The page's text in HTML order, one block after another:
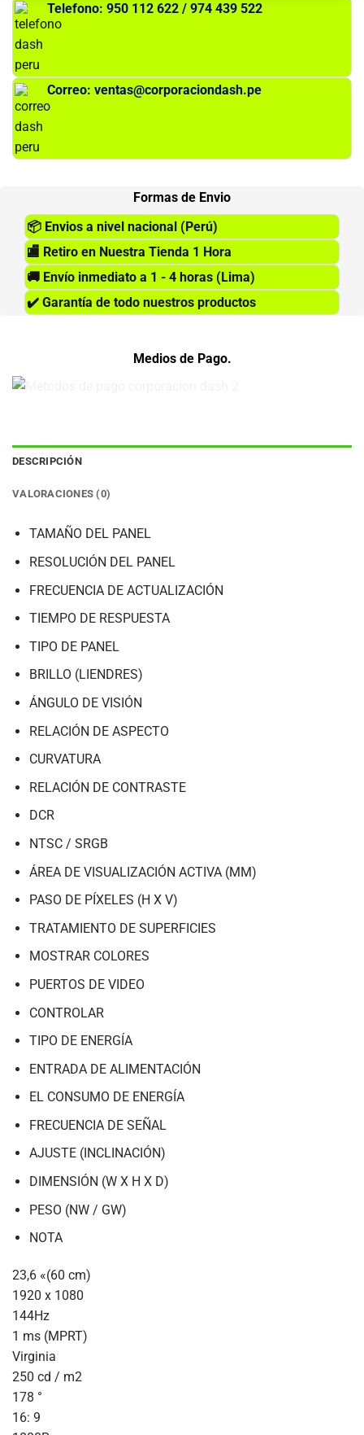
Telefono: 950 112 622 / 974 439 522
Correo: ventas@corporaciondash.pe
Formas de Envio
📦 Envios a nivel nacional (Perú)
🏬 Retiro en Nuestra Tienda 1 Hora
🚚 Envío inmediato a 1 - 4 horas (Lima)
✔️ Garantía de todo nuestros productos
Medios de Pago.
DESCRIPCIÓN
VALORACIONES (0)
TAMAÑO DEL PANEL
RESOLUCIÓN DEL PANEL
FRECUENCIA DE ACTUALIZACIÓN
TIEMPO DE RESPUESTA
TIPO DE PANEL
BRILLO (LIENDRES)
ÁNGULO DE VISIÓN
RELACIÓN DE ASPECTO
CURVATURA
RELACIÓN DE CONTRASTE
DCR
NTSC / SRGB
ÁREA DE VISUALIZACIÓN ACTIVA (MM)
PASO DE PÍXELES (H X V)
TRATAMIENTO DE SUPERFICIES
MOSTRAR COLORES
PUERTOS DE VIDEO
CONTROLAR
TIPO DE ENERGÍA
ENTRADA DE ALIMENTACIÓN
EL CONSUMO DE ENERGÍA
FRECUENCIA DE SEÑAL
AJUSTE (INCLINACIÓN)
DIMENSIÓN (W X H X D)
PESO (NW / GW)
NOTA
23,6 «(60 cm)
1920 x 1080
144Hz
1 ms (MPRT)
Virginia
250 cd / m2
178 °
16: 9